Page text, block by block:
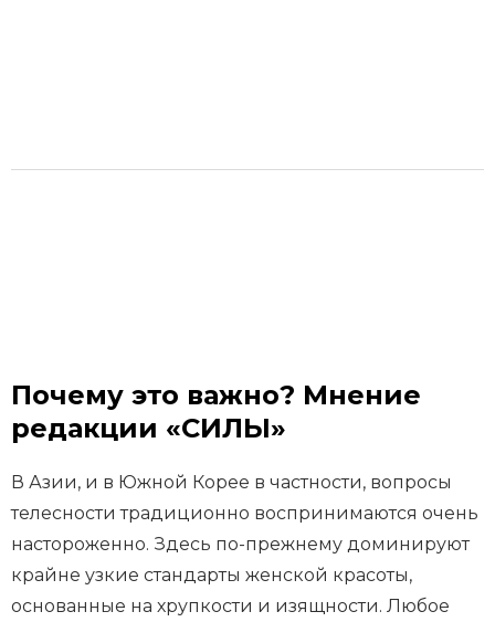
Почему это важно? Мнение
редакции «СИЛЫ»
В Азии, и в Южной Корее в частности, вопросы
телесности традиционно воспринимаются очень
настороженно. Здесь по-прежнему доминируют
крайне узкие стандарты женской красоты,
основанные на хрупкости и изящности. Любое